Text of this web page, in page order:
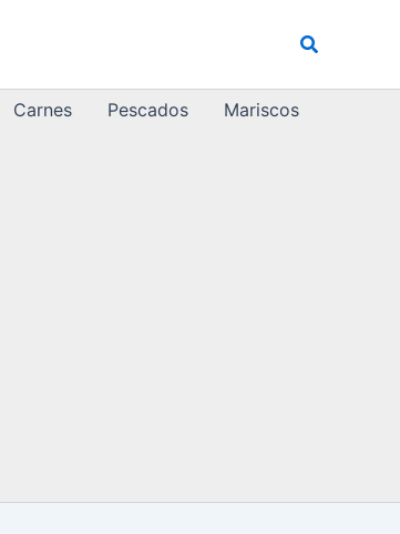
Buscar
Carnes Pescados
Mariscos